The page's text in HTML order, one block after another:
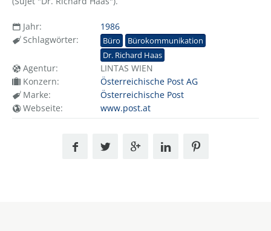
Jahr:
1986
Schlagwörter:
Büro
Bürokommunikation
Dr. Richard Haas
Agentur:
LINTAS WIEN
Konzern:
Österreichische Post AG
Marke:
Österreichische Post
Webseite:
www.post.at